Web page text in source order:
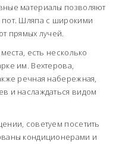
материалы позволяют
пот. Шляпа с широкими
прямых лучей.
есть несколько
им. Вехтерова,
речная набережная,
и наслаждаться видом
советуем посетить
кондиционерами и